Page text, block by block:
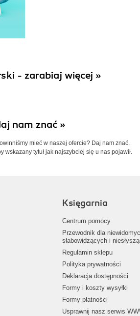
- zarabiaj więcej »
nam znać »
mieć w naszej ofercie? Daj nam znać.
wskazany tytuł jak najszybciej się u nas pojawił.
Księgarnia
Centrum pomocy
Przewodnik dla
słabowidzących i
Regulamin sklepu
Polityka prywatności
Deklaracja dostępności
Formy i koszty wysyłki
Formy płatności
Usprawnij nasz serwis